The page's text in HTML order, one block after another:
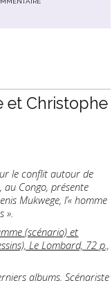
et Christophe
le conflit autour de
au Congo, présente
Mukwege, l’« homme
».
(scénario) et
Le Lombard, 72 p.,
albums. Scénariste